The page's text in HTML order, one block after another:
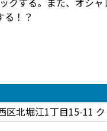
！？
区北堀江1丁目15-11